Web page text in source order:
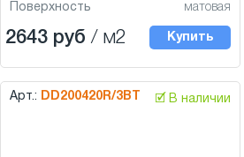
Поверхность
матовая
2643 руб / м2 Купить
Арт.: DD200420R/3BT 🗹 В наличии